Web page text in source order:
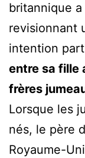
britannique
revisionnant
intention
entre sa fille
frères
Lorsque les
nés, le père
Royaume-